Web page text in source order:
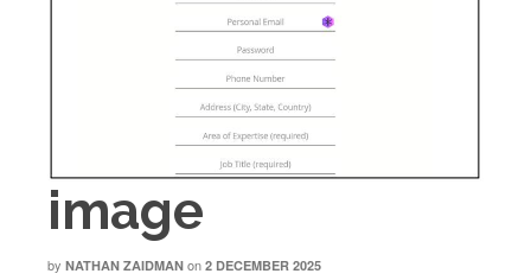
image
by NATHAN ZAIDMAN on 2 DECEMBER 2025